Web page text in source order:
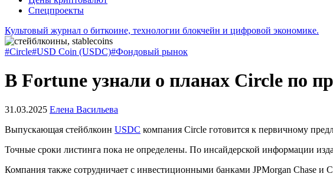
Спецпроекты
Культовый журнал о биткоине, технологии блокчейн и цифровой экономике.
#Circle#USD Coin (USDC)#Фондовый рынок
В Fortune узнали о планах Circle по
31.03.2025 Елена Васильева
Выпускающая стейблкоин USDC компания Circle готовится к первичному
Точные сроки листинга пока не определены. По инсайдерской информации
Компания также сотрудничает с инвестиционными банками JPMorgan Chase и